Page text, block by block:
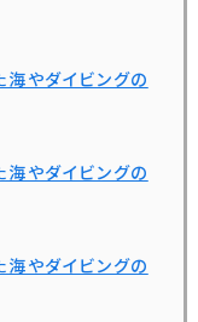
海やダイビングの
海やダイビングの
海やダイビングの